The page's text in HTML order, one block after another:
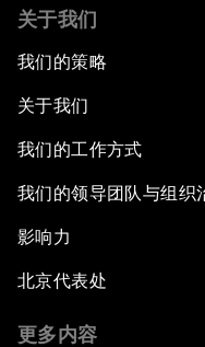
关于我们
我们的策略
关于我们
我们的工作方式
我们的领导团队与组织
影响力
北京代表处
更多内容